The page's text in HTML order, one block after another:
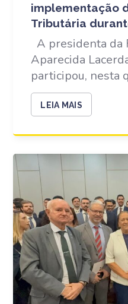
implementação
Tributária
A presidenta da
Aparecida
participou, nesta
LEIA MAIS